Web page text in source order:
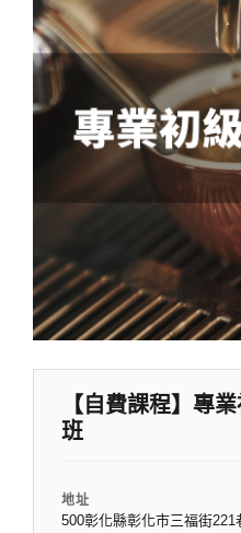
【自費課程】專
班
地址
500彰化縣彰化市三福街